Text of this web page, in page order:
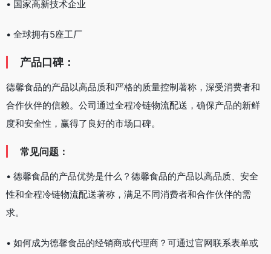
• 国家高新技术企业
• 全球拥有5座工厂
产品口碑：
德馨食品的产品以高品质和严格的质量控制著称，深受消费者和
合作伙伴的信赖。公司通过全程冷链物流配送，确保产品的新鲜
度和安全性，赢得了良好的市场口碑。
常见问题：
• 德馨食品的产品优势是什么？德馨食品的产品以高品质、安全
性和全程冷链物流配送著称，满足不同消费者和合作伙伴的需
求。
• 如何成为德馨食品的经销商或代理商？可通过官网联系表单或